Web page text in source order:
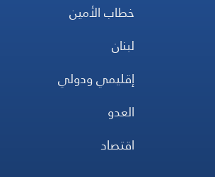
خطاب الأمين
لبنان
إقليمي ودولي
العدو
اقتصاد